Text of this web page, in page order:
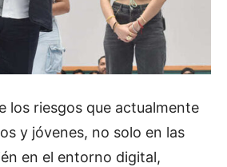
los riesgos que actualmente
y jóvenes, no solo en las
en el entorno digital,